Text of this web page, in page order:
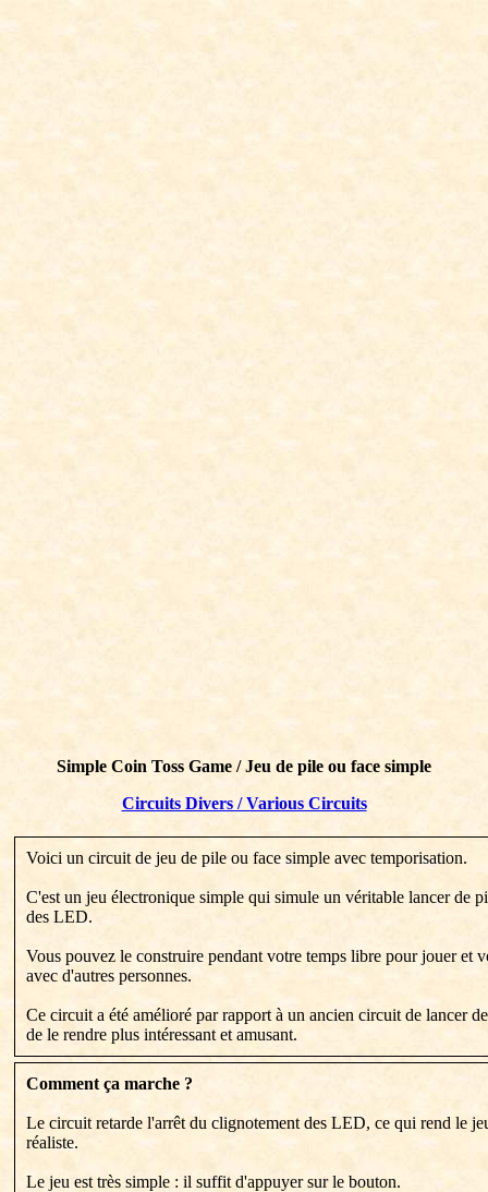
Simple Coin Toss Game / Jeu de pile ou face simple
Circuits Divers / Various Circuits
Voici un circuit de jeu de pile ou face simple avec temporisation.
C'est un jeu électronique simple qui simule un véritable lancer de
des LED.
Vous pouvez le construire pendant votre temps libre pour jouer et
avec d'autres personnes.
Ce circuit a été amélioré par rapport à un ancien circuit de lancer
de le rendre plus intéressant et amusant.
Comment ça marche ?
Le circuit retarde l'arrêt du clignotement des LED, ce qui rend le
réaliste.
Le jeu est très simple : il suffit d'appuyer sur le bouton.